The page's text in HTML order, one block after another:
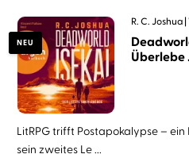
NEU
R. C. Joshua
Überlebe
LitRPG trifft Postapokalypse –
sein zweites Le ...